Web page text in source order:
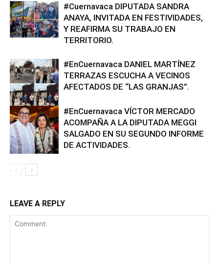
#Cuernavaca DIPUTADA SANDRA
ANAYA, INVITADA EN FESTIVIDADES,
Y REAFIRMA SU TRABAJO EN
TERRITORIO.
#EnCuernavaca DANIEL MARTÍNEZ
TERRAZAS ESCUCHA A VECINOS
AFECTADOS DE “LAS GRANJAS”.
#EnCuernavaca VÍCTOR MERCADO
ACOMPAÑA A LA DIPUTADA MEGGI
SALGADO EN SU SEGUNDO INFORME
DE ACTIVIDADES.
LEAVE A REPLY